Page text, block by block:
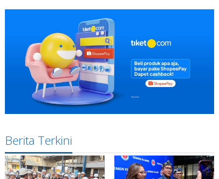
Berita Terkini